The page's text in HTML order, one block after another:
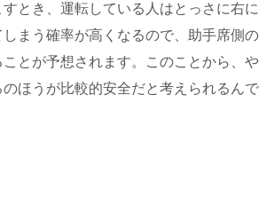
とき、運転している人はとっさに右に
まう確率が高くなるので、助手席側の
とが予想されます。このことから、や
ほうが比較的安全だと考えられるんで